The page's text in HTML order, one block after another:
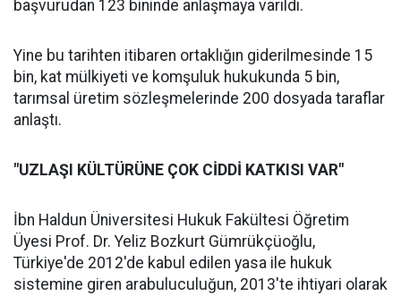
başvurudan 123 bininde anlaşmaya varıldı.
Yine bu tarihten itibaren ortaklığın giderilmesinde 15
bin, kat mülkiyeti ve komşuluk hukukunda 5 bin,
tarımsal üretim sözleşmelerinde 200 dosyada taraflar
anlaştı.
"UZLAŞI KÜLTÜRÜNE ÇOK CİDDİ KATKISI VAR"
İbn Haldun Üniversitesi Hukuk Fakültesi Öğretim
Üyesi Prof. Dr. Yeliz Bozkurt Gümrükçüoğlu,
Türkiye'de 2012'de kabul edilen yasa ile hukuk
sistemine giren arabuluculuğun, 2013'te ihtiyari olarak